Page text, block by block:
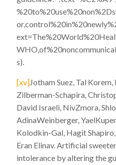
s).
[xv]Jotham Suez, Tal
Zilberman-Schapira,
David Israeli, NivZmora,
AdinaWeinberger,
Kolodkin-Gal, Hagit
Eran Elinav.Artificial
intolerance by altering the